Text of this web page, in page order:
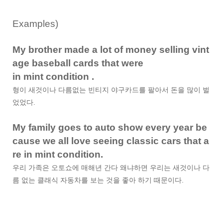
Examples)
My brother made a lot of money selling vint
age baseball cards that were
in mint condition .
형이 새것이나 다름없는 빈티지 야구카드를 팔아서 돈을 많이 벌
었었다.
My family goes to auto show every year be
cause we all love seeing classic cars that a
re in mint condition.
우리 가족은 오토쇼에 매해년 간다 왜냐하면 우리는 새것이나 다
름 없는 클래식 자동차를 보는 것을 좋아 하기 때문이다.